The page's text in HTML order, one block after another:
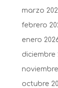
marzo
febrero
enero
diciembre
octubre